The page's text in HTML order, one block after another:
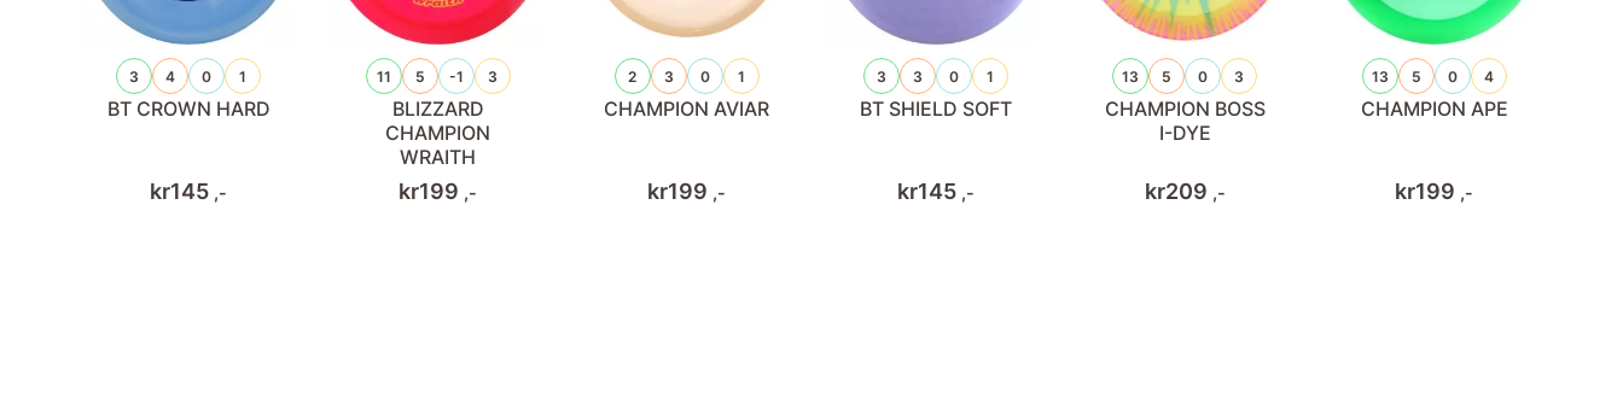
3 4 0 1
BT CROWN HARD
kr145 ,-
11 5 -1 3
BLIZZARD
CHAMPION
WRAITH
kr199 ,-
2 3 0 1
CHAMPION AVIAR
kr199 ,-
3 3 0 1
BT SHIELD SOFT
kr145 ,-
13 5 0 3
CHAMPION BOSS
I-DYE
kr209 ,-
13 5 0 4
CHAMPION APE
kr199 ,-